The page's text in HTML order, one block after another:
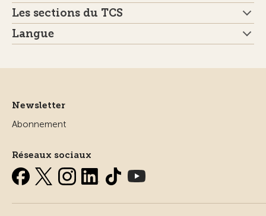
Les sections du TCS
Langue
Newsletter
Abonnement
Réseaux sociaux